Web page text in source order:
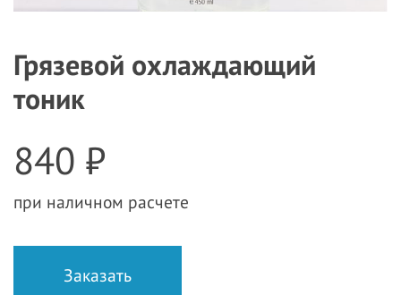
Грязевой охлаждающий
тоник
840 ₽
при наличном расчете